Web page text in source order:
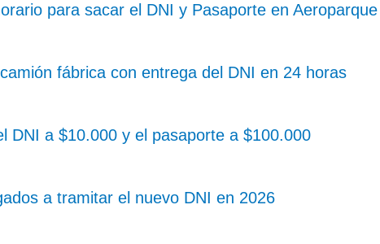
para sacar el DNI y Pasaporte en Aeroparque
fábrica con entrega del DNI en 24 horas
DNI a $10.000 y el pasaporte a $100.000
a tramitar el nuevo DNI en 2026